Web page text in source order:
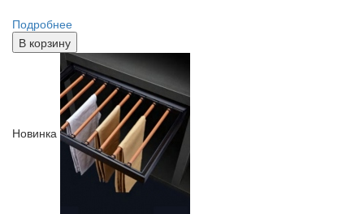
Подробнее
В корзину
Новинка